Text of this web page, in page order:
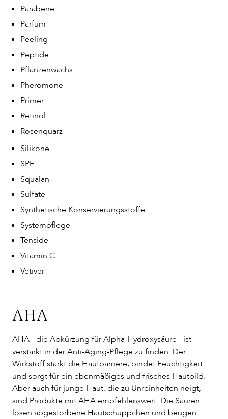
Parabene
Parfum
Peeling
Peptide
Pflanzenwachs
Pheromone
Primer
Retinol
Rosenquarz
Silikone
SPF
Squalan
Sulfate
Synthetische Konservierungsstoffe
Systempflege
Tenside
Vitamin C
Vetiver
AHA
AHA - die Abkürzung für Alpha-Hydroxysäure - ist
verstärkt in der Anti-Aging-Pflege zu finden. Der
Wirkstoff stärkt die Hautbarriere, bindet Feuchtigkeit
und sorgt für ein ebenmäßiges und frisches Hautbild.
Aber auch für junge Haut, die zu Unreinheiten neigt,
sind Produkte mit AHA empfehlenswert. Die Säuren
lösen abgestorbene Hautschüppchen und beugen